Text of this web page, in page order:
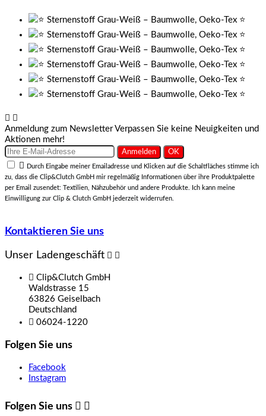
Anmeldung zum Newsletter Verpassen Sie keine Neuigkeiten und
Aktionen mehr!
Durch Eingabe meiner Emailadresse und Klicken auf die Schaltfläches stimme ich
zu, dass die Clip&Clutch GmbH mir regelmäßig Informationen über ihre Produktpalette
per Email zusendet: Textilien, Nähzubehör und andere Produkte. Ich kann meine
Einwilligung zur Clip & Clutch GmbH jederzeit widerrufen.
Kontaktieren Sie uns
Unser Ladengeschäft
Clip&Clutch GmbH
Waldstrasse 15
63826 Geiselbach
Deutschland
06024-1220
Folgen Sie uns
Facebook
Instagram
Folgen Sie uns  